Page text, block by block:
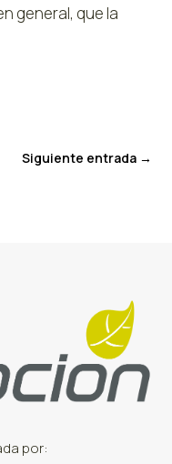
general, que la
Siguiente entrada→
por: